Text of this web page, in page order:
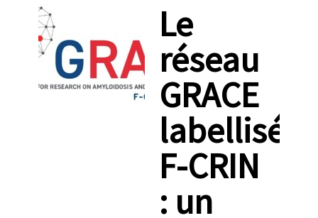
Le
réseau
GRACE
labellisé
F-CRIN
: un